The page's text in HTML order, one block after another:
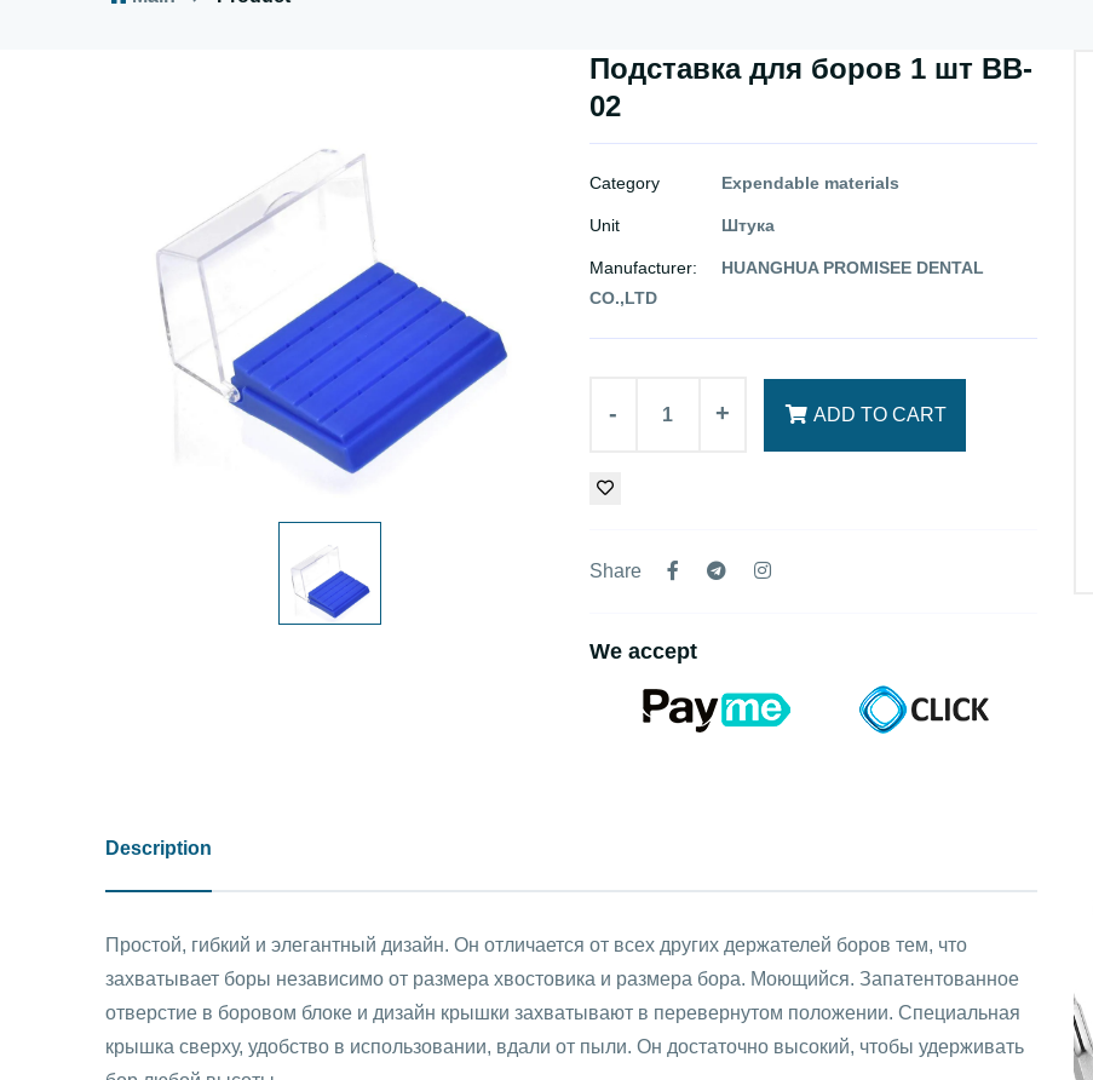
Подставка для боров 1 шт BB-
02
Category Expendable materials
Unit Штука
Manufacturer:
HUANGHUA PROMISEE DENTAL
CO.,LTD
- + ADD TO CART
Share
We accept
Description
Простой, гибкий и элегантный дизайн. Он отличается от всех других держателей боров тем, что
захватывает боры независимо от размера хвостовика и размера бора. Моющийся. Запатентованное
отверстие в боровом блоке и дизайн крышки захватывают в перевернутом положении. Специальная
крышка сверху, удобство в использовании, вдали от пыли. Он достаточно высокий, чтобы удерживать